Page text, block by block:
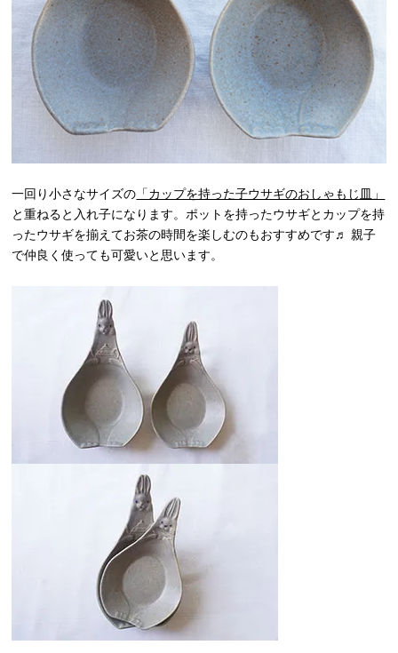
一回り小さなサイズの 「カップを持った子ウサギのおしゃもじ皿」
と重ねると入れ子になります。ポットを持ったウサギとカップを持
ったウサギを揃えてお茶の時間を楽しむのもおすすめです♬ 親子
で仲良く使っても可愛いと思います。